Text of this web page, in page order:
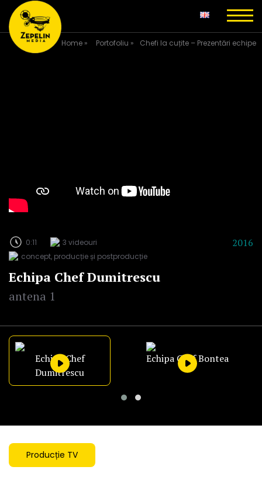
Home » Portofoliu » Chefi la cuțite – Prezentări echipe
0:11
3 videouri
concept, producție și postproducție
2016
Echipa Chef Dumitrescu
antena 1
Echipa Chef
Dumitrescu
Echipa Chef Bontea
Producție TV